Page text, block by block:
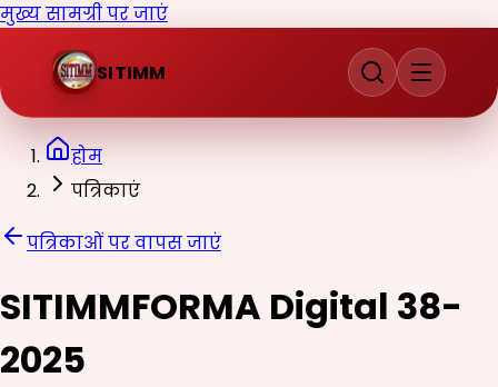
मुख्य सामग्री पर जाएं
SITIMM
होम
पत्रिकाएं
पत्रिकाओं पर वापस जाएं
SITIMMFORMA Digital 38-
2025